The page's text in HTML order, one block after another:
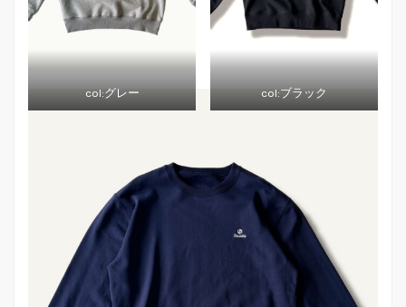
col:グレー col:ブラック